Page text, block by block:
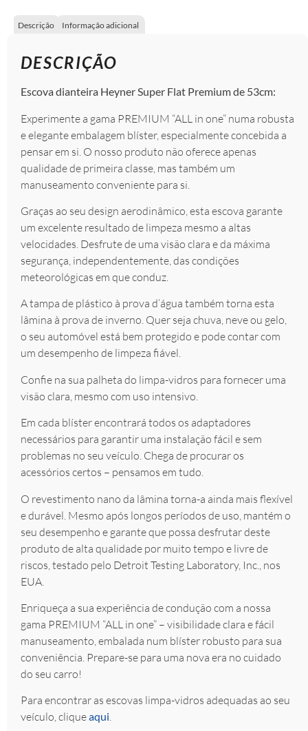
Descrição Informação adicional
DESCRIÇÃO
Escova dianteira Heyner Super Flat Premium de 53cm:
Experimente a gama PREMIUM “ALL in one” numa robusta
e elegante embalagem blíster, especialmente concebida a
pensar em si. O nosso produto não oferece apenas
qualidade de primeira classe, mas também um
manuseamento conveniente para si.
Graças ao seu design aerodinâmico, esta escova garante
um excelente resultado de limpeza mesmo a altas
velocidades. Desfrute de uma visão clara e da máxima
segurança, independentemente, das condições
meteorológicas em que conduz.
A tampa de plástico à prova d’água também torna esta
lâmina à prova de inverno. Quer seja chuva, neve ou gelo,
o seu automóvel está bem protegido e pode contar com
um desempenho de limpeza fiável.
Confie na sua palheta do limpa-vidros para fornecer uma
visão clara, mesmo com uso intensivo.
Em cada blíster encontrará todos os adaptadores
necessários para garantir uma instalação fácil e sem
problemas no seu veículo. Chega de procurar os
acessórios certos – pensamos em tudo.
O revestimento nano da lâmina torna-a ainda mais flexível
e durável. Mesmo após longos períodos de uso, mantém o
seu desempenho e garante que possa desfrutar deste
produto de alta qualidade por muito tempo e livre de
riscos, testado pelo Detroit Testing Laboratory, Inc., nos
EUA.
Enriqueça a sua experiência de condução com a nossa
gama PREMIUM “ALL in one” – visibilidade clara e fácil
manuseamento, embalada num blíster robusto para sua
conveniência. Prepare-se para uma nova era no cuidado
do seu carro!
Para encontrar as escovas limpa-vidros adequadas ao seu
veículo, cliqueaqui.